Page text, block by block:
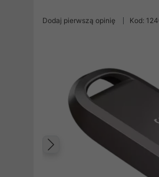
Dodaj pierwszą opinię Kod:
Poprzedni